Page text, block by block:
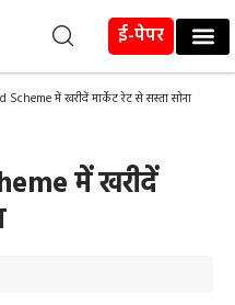
ई-पेपर
Scheme में खरीदें मार्केट रेट से सस्ता सोना
में खरीदें